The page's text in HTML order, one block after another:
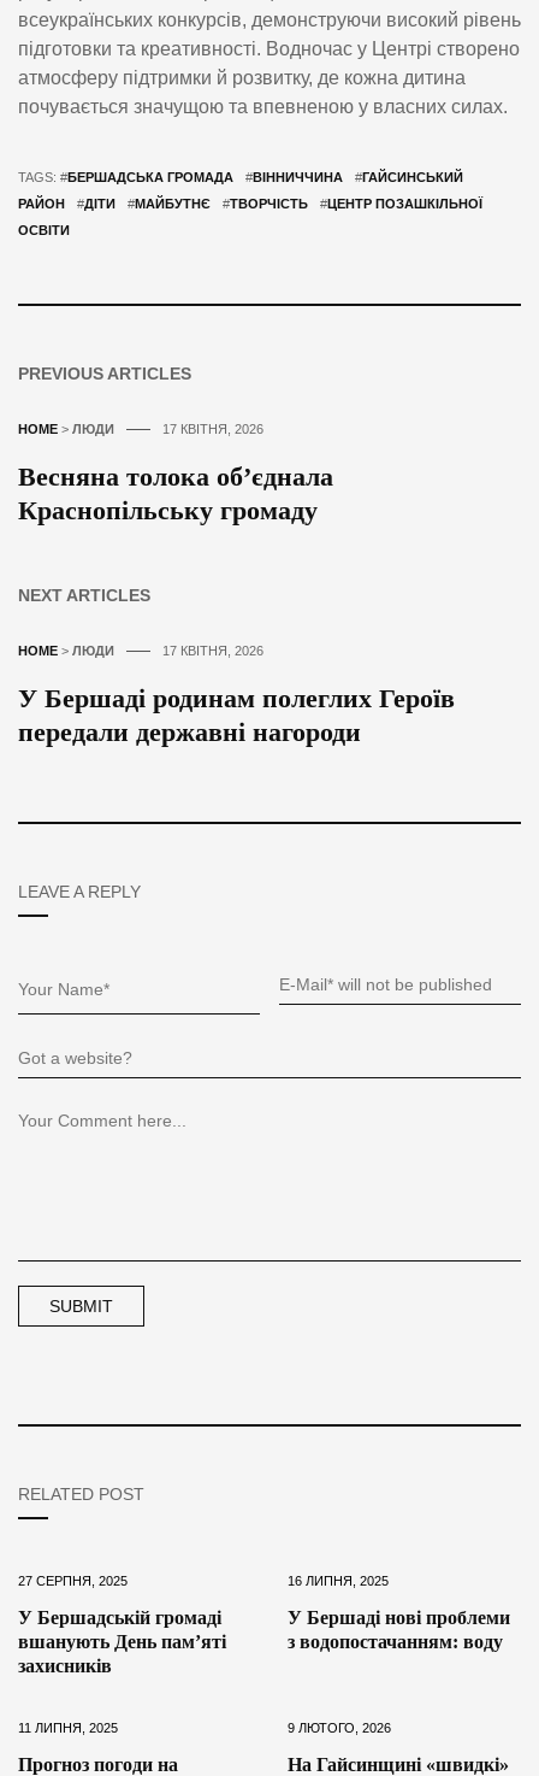
всеукраїнських конкурсів, демонструючи високий рівень
підготовки та креативності. Водночас у Центрі створено
атмосферу підтримки й розвитку, де кожна дитина
почувається значущою та впевненою у власних силах.
TAGS: #БЕРШАДСЬКА ГРОМАДА #ВІННИЧЧИНА #ГАЙСИНСЬКИЙ
РАЙОН
#ДІТИ #МАЙБУТНЄ #ТВОРЧІСТЬ #ЦЕНТР ПОЗАШКІЛЬНОЇ
ОСВІТИ
PREVIOUS ARTICLES
HOME > ЛЮДИ 17 КВІТНЯ, 2026
Весняна толока об’єднала
Краснопільську громаду
NEXT ARTICLES
HOME > ЛЮДИ 17 КВІТНЯ, 2026
У Бершаді родинам полеглих Героїв
передали державні нагороди
LEAVE A REPLY
RELATED POST
27 СЕРПНЯ, 2025
У Бершадській громаді
вшанують День пам’яті
захисників
16 ЛИПНЯ, 2025
У Бершаді нові проблеми
з водопостачанням: воду
11 ЛИПНЯ, 2025
Прогноз погоди на
9 ЛЮТОГО, 2026
На Гайсинщині «швидкі»